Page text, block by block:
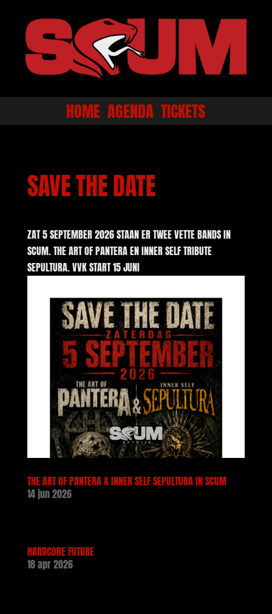
HOME AGENDA TICKETS
SAVE THE DATE
ZAT 5 SEPTEMBER 2026 STAAN ER TWEE VETTE BANDS IN
SCUM. THE ART OF PANTERA EN INNER SELF TRIBUTE
SEPULTURA. VVK START 15 JUNI
THE ART OF PANTERA & INNER SELF SEPULTURA IN SCUM
14 jun 2026
HARDCORE FUTURE
18 apr 2026